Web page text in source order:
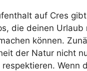
auf Cres
die deinen Urlaub
können.
der Natur nicht
Wenn